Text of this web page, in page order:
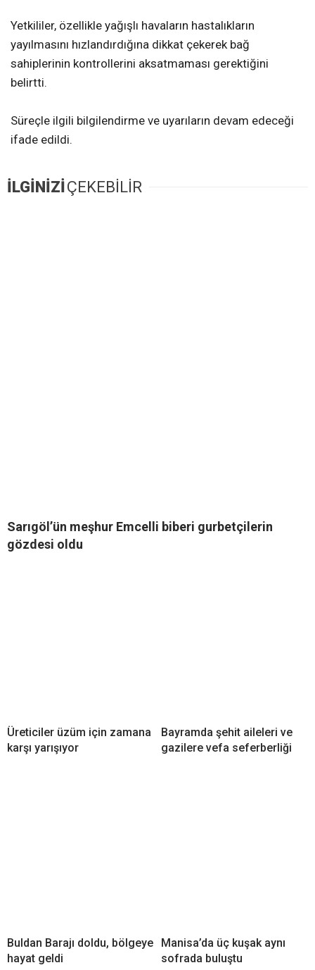
Yetkililer, özellikle yağışlı havaların hastalıkların
yayılmasını hızlandırdığına dikkat çekerek bağ
sahiplerinin kontrollerini aksatmaması gerektiğini
belirtti.
Süreçle ilgili bilgilendirme ve uyarıların devam edeceği
ifade edildi.
İLGİNİZİÇEKEBİLİR
Sarıgöl’ün meşhur Emcelli biberi gurbetçilerin
gözdesi oldu
Üreticiler üzüm için zamana
karşı yarışıyor
Bayramda şehit aileleri ve
gazilere vefa seferberliği
Buldan Barajı doldu, bölgeye
hayat geldi
Manisa’da üç kuşak aynı
sofrada buluştu